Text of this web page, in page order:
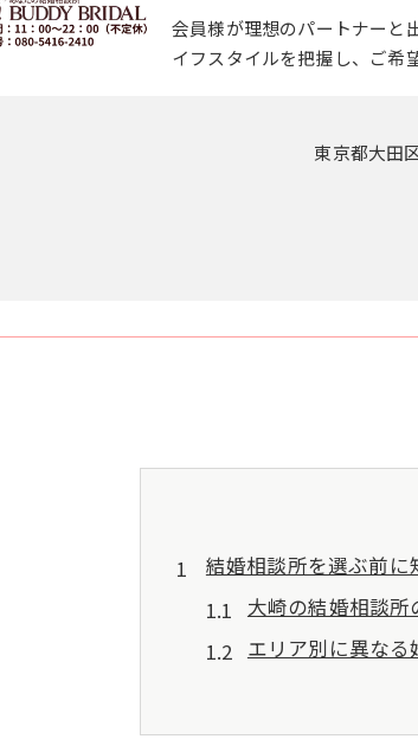
会員様が理想のパートナーと
イフスタイルを把握し、ご希
東京都大田
結婚相談所を選ぶ前に
大崎の結婚相談所
エリア別に異な
大崎で人気のあ
婚活市場での大